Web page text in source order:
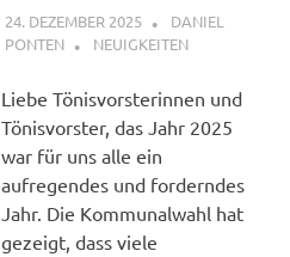
24. DEZEMBER 2025
DANIEL
PONTEN
NEUIGKEITEN
Liebe Tönisvorsterinnen und
Tönisvorster, das Jahr 2025
war für uns alle ein
aufregendes und forderndes
Jahr. Die Kommunalwahl hat
gezeigt, dass viele